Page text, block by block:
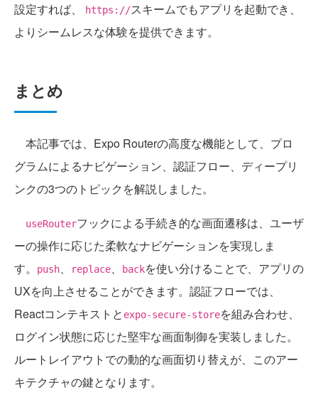
設定すれば、
https://スキームでもアプリを起動でき、
よりシームレスな体験を提供できます。
まとめ
本記事では、Expo Routerの高度な機能として、プロ
グラムによるナビゲーション、認証フロー、ディープリ
ンクの3つのトピックを解説しました。
useRouterフックによる手続き的な画面遷移は、ユーザ
ーの操作に応じた柔軟なナビゲーションを実現しま
す。
push、 replace、 backを使い分けることで、アプリの
UXを向上させることができます。認証フローでは、
Reactコンテキストと expo-secure-storeを組み合わせ、
ログイン状態に応じた堅牢な画面制御を実装しました。
ルートレイアウトでの動的な画面切り替えが、このアー
キテクチャの鍵となります。